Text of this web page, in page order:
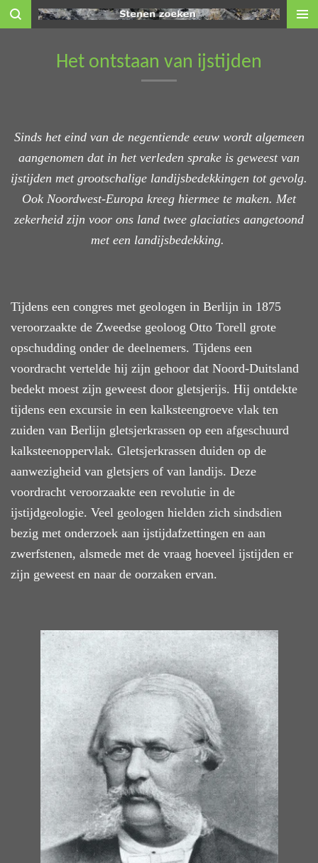
Ga
Het ontstaan van ijstijden
Sinds het eind van de negentiende eeuw wordt algemeen
aangenomen dat in het verleden sprake is geweest van
ijstijden met grootschalige landijsbedekkingen tot gevolg.
Ook Noordwest-Europa kreeg hiermee te maken. Met
zekerheid zijn voor ons land twee glaciaties aangetoond
met een landijsbedekking.
Tijdens een congres met geologen in Berlijn in 1875
veroorzaakte de Zweedse geoloog Otto Torell grote
opschudding onder de deelnemers. Tijdens een
voordracht vertelde hij zijn gehoor dat Noord-Duitsland
bedekt moest zijn geweest door gletsjerijs. Hij ontdekte
tijdens een excursie in een kalksteengroeve vlak ten
zuiden van Berlijn gletsjerkrassen op een afgeschuurd
kalksteenoppervlak. Gletsjerkrassen duiden op de
aanwezigheid van gletsjers of van landijs. Deze
voordracht veroorzaakte een revolutie in de
ijstijdgeologie. Veel geologen hielden zich sindsdien
bezig met onderzoek aan ijstijdafzettingen en aan
zwerfstenen, alsmede met de vraag hoeveel ijstijden er
zijn geweest en naar de oorzaken ervan.